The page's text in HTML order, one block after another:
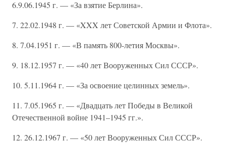
6.9.06.1945 г. — «За взятие Берлина».
7. 22.02.1948 г. — «XXX лет Советской Армии и Флота».
8. 7.04.1951 г. — «В память 800-летия Москвы».
9. 18.12.1957 г. — «40 лет Вооруженных Сил СССР».
10. 5.11.1964 г. — «За освоение целинных земель».
11. 7.05.1965 г. — «Двадцать лет Победы в Великой
Отечественной войне 1941–1945 гг.».
12. 26.12.1967 г. — «50 лет Вооруженных Сил СССР».